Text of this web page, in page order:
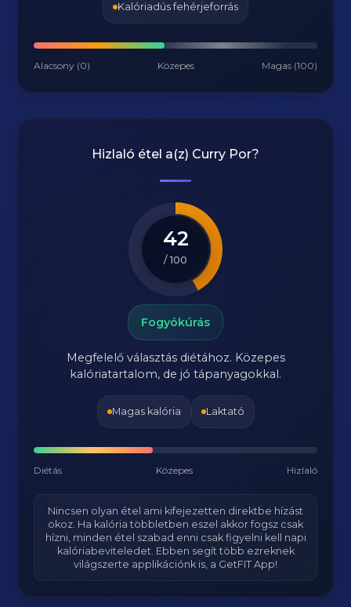
Kalóriadús fehérjeforrás
Alacsony (0) Közepes Magas (100)
Hizlaló étel a(z) Curry Por?
42
/ 100
Fogyókúrás
Megfelelő választás diétához. Közepes
kalóriatartalom, de jó tápanyagokkal.
Magas kalória Laktató
Diétás Közepes Hizlaló
Nincsen olyan étel ami kifejezetten direktbe hízást
okoz. Ha kalória többletben eszel akkor fogsz csak
hízni, minden étel szabad enni csak figyelni kell napi
kalóriabeviteledet. Ebben segít több ezreknek
világszerte applikációnk is, a GetFIT App!